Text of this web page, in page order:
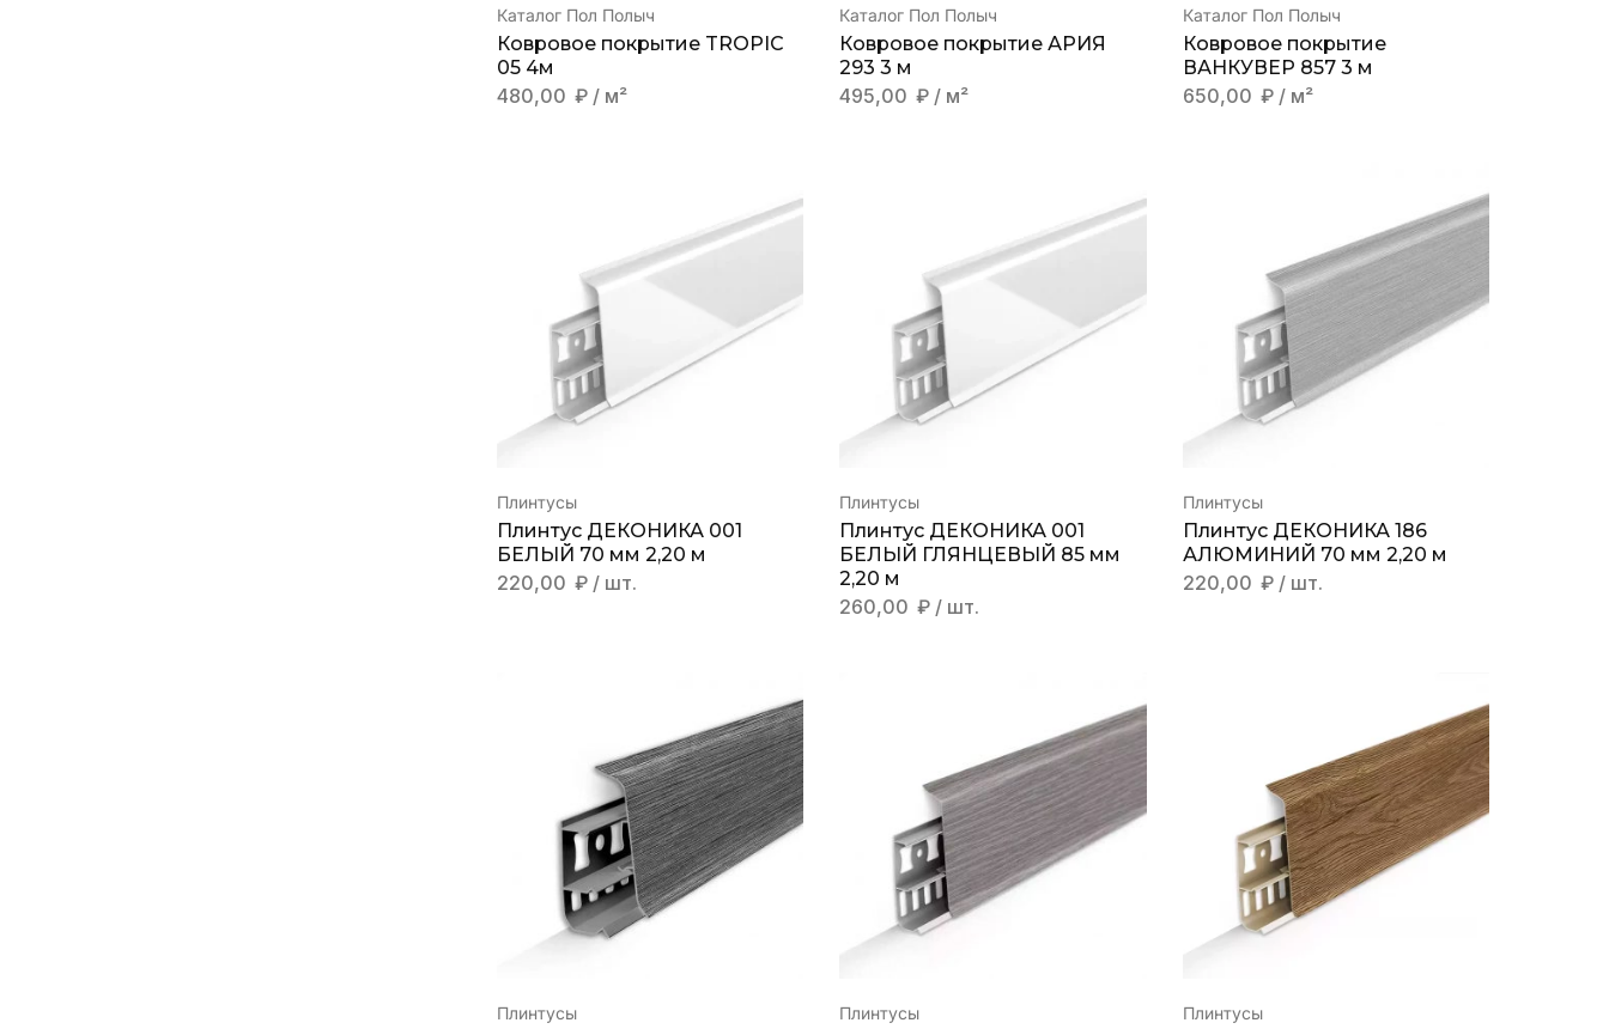
Каталог Пол Полыч
Ковровое покрытие TROPIC
05 4м
480,00 ₽ / м²
Каталог Пол Полыч
Ковровое покрытие АРИЯ
293 3 м
495,00 ₽ / м²
Каталог Пол Полыч
Ковровое покрытие
ВАНКУВЕР 857 3 м
650,00 ₽ / м²
Плинтусы
Плинтус ДЕКОНИКА 001
БЕЛЫЙ 70 мм 2,20 м
220,00 ₽ / шт.
Плинтусы
Плинтус ДЕКОНИКА 001
БЕЛЫЙ ГЛЯНЦЕВЫЙ 85 мм
2,20 м
260,00 ₽ / шт.
Плинтусы
Плинтус ДЕКОНИКА 186
АЛЮМИНИЙ 70 мм 2,20 м
220,00 ₽ / шт.
Плинтусы Плинтусы Плинтусы